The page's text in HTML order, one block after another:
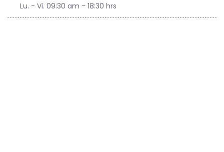
Lu. - Vi. 09:30 am - 18:30 hrs